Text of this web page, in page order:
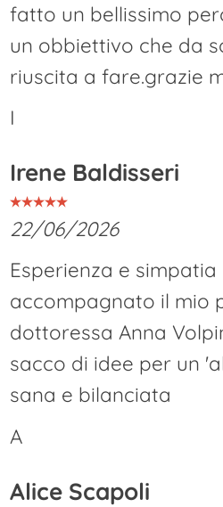
fatto un bellissimo
un obbiettivo che da
riuscita a fare.grazie
I
Irene Baldisseri
22/06/2026
Esperienza e simpatia
accompagnato il mio
dottoressa Anna
sacco di idee per un
sana e bilanciata
A
Alice Scapoli